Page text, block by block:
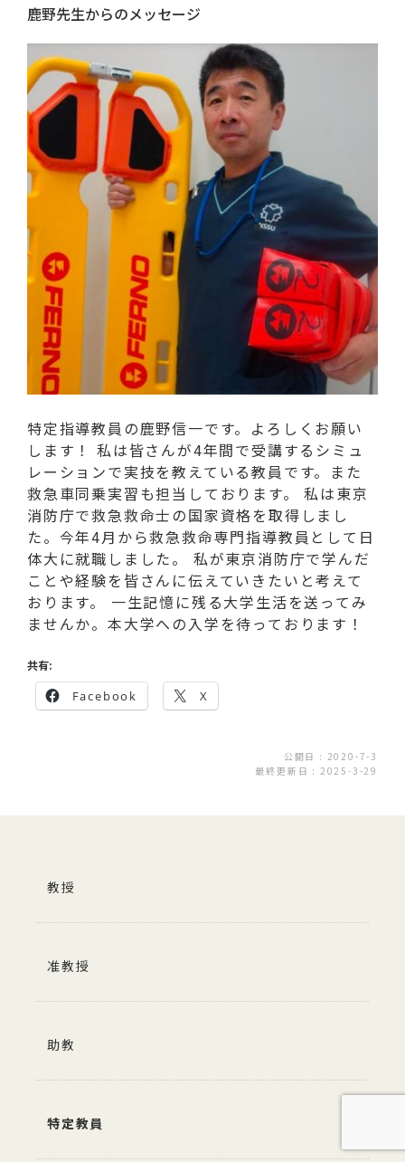
鹿野先生からのメッセージ
特定指導教員の鹿野信一です。よろしくお願い
します！ 私は皆さんが4年間で受講するシミュ
レーションで実技を教えている教員です。また
救急車同乗実習も担当しております。 私は東京
消防庁で救急救命士の国家資格を取得しまし
た。今年4月から救急救命専門指導教員として日
体大に就職しました。 私が東京消防庁で学んだ
ことや経験を皆さんに伝えていきたいと考えて
おります。 一生記憶に残る大学生活を送ってみ
ませんか。本大学への入学を待っております！
共有:
Facebook X
公開日 : 2020-7-3
最終更新日 : 2025-3-29
教授
准教授
助教
特定教員